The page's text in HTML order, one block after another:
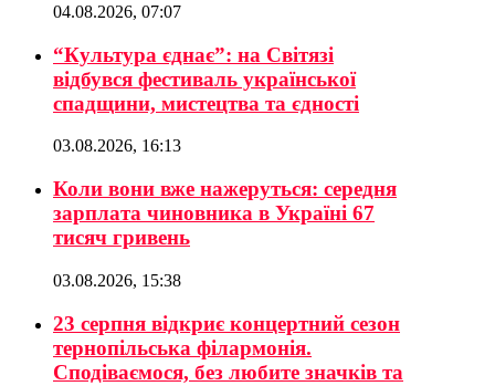
04.08.2026, 07:07
“Культура єднає”: на Світязі
відбувся фестиваль української
спадщини, мистецтва та єдності
03.08.2026, 16:13
Коли вони вже нажеруться: середня
зарплата чиновника в Україні 67
тисяч гривень
03.08.2026, 15:38
23 серпня відкриє концертний сезон
тернопільська філармонія.
Сподіваємося, без любите значків та